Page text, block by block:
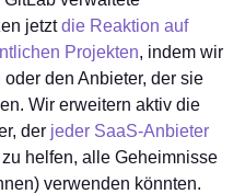
jetztdie Reaktion auf
Projekten, indem wir
den Anbieter, der sie
Wir erweitern aktiv die
der jeder SaaS-Anbieter
helfen, alle Geheimnisse
verwenden könnten.